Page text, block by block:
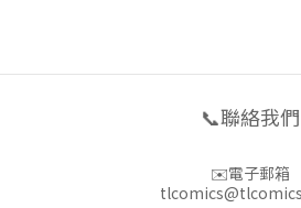
📞聯絡我們
✉️電子郵箱